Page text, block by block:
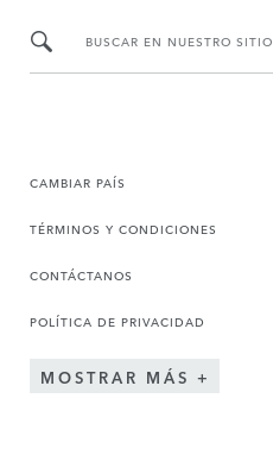
BUSCAR EN NUESTRO SITIO
CAMBIAR PAÍS
TÉRMINOS Y CONDICIONES
CONTÁCTANOS
POLÍTICA DE PRIVACIDAD
MOSTRAR MÁS